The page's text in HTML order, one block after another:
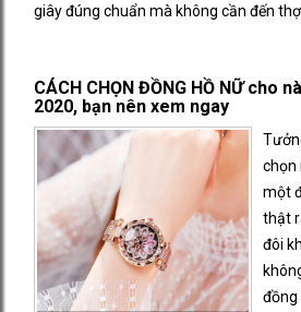
giây đúng chuẩn mà không cần đến thợ
CÁCH CHỌN ĐỒNG HỒ NỮ cho
2020, bạn nên xem ngay
chọn
một
thật
đôi
đồng